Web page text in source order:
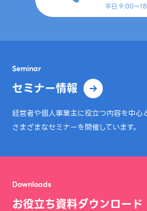
平日 9:00～
Seminar
セミナー情報
経営者や個人事業主に役立つ内容を中心と
さまざまなセミナーを開催しています。
Downloads
お役立ち資料ダウンロード